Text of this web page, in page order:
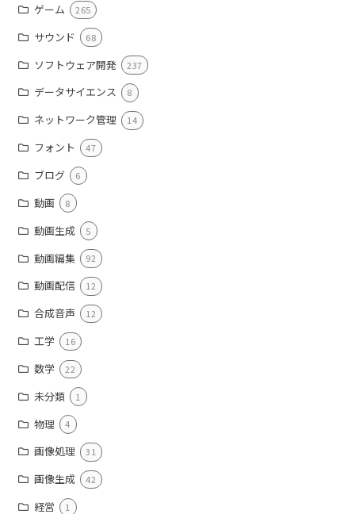
ゲーム 265
サウンド 68
ソフトウェア開発 237
データサイエンス 8
ネットワーク管理 14
フォント 47
ブログ 6
動画 8
動画生成 5
動画編集 92
動画配信 12
合成音声 12
工学 16
数学 22
未分類 1
物理 4
画像処理 31
画像生成 42
経営 1